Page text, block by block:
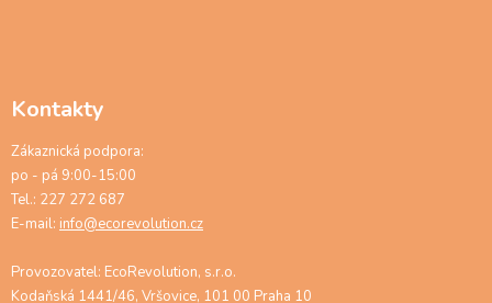
Kontakty
Zákaznická podpora:
po - pá 9:00-15:00
Tel.: 227 272 687
E-mail: info@ecorevolution.cz
Provozovatel: EcoRevolution, s.r.o.
Kodaňská 1441/46, Vršovice, 101 00 Praha 10